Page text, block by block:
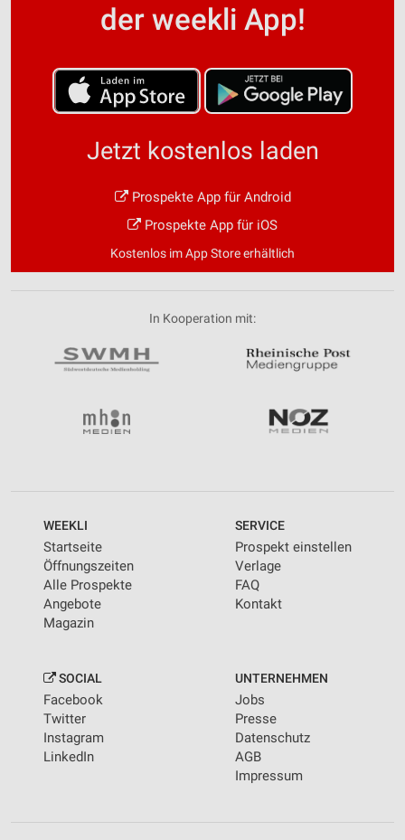
der weekli App!
Jetzt kostenlos laden
Prospekte App für Android
Prospekte App für iOS
Kostenlos im App Store erhältlich
In Kooperation mit:
WEEKLI
Startseite
Öffnungszeiten
Alle Prospekte
Angebote
Magazin
SERVICE
Prospekt einstellen
Verlage
FAQ
Kontakt
SOCIAL
Facebook
Twitter
Instagram
LinkedIn
UNTERNEHMEN
Jobs
Presse
Datenschutz
AGB
Impressum